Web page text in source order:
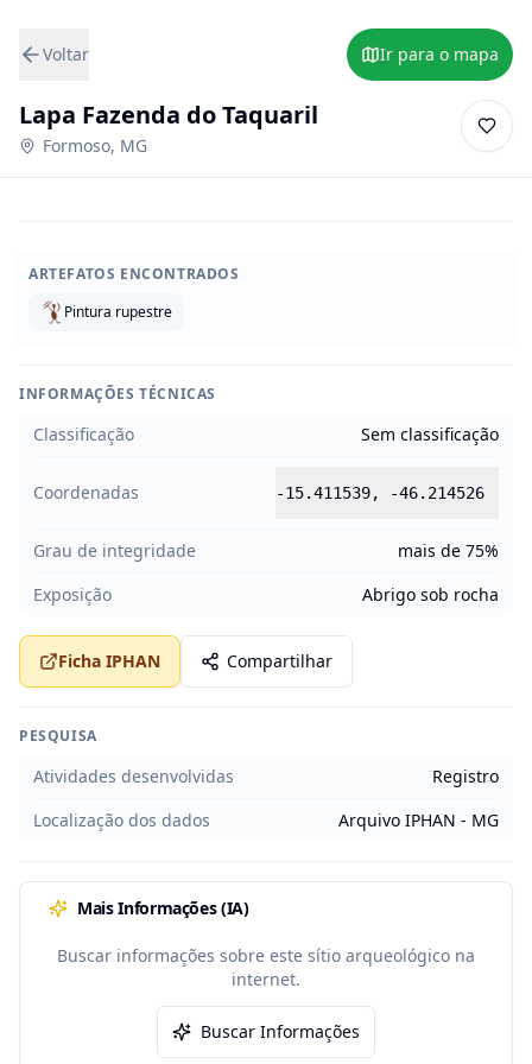
Voltar Ir para o mapa
Lapa Fazenda do Taquaril
Formoso, MG
ARTEFATOS ENCONTRADOS
Pintura rupestre
INFORMAÇÕES TÉCNICAS
Classificação Sem classificação
Coordenadas -15.411539, -46.214526
Grau de integridade
mais de 75%
Exposição
Abrigo sob rocha
Ficha IPHAN Compartilhar
PESQUISA
Atividades desenvolvidas
Registro
Localização dos dados
Arquivo IPHAN - MG
Mais Informações (IA)
Buscar informações sobre este sítio arqueológico na
internet.
Buscar Informações